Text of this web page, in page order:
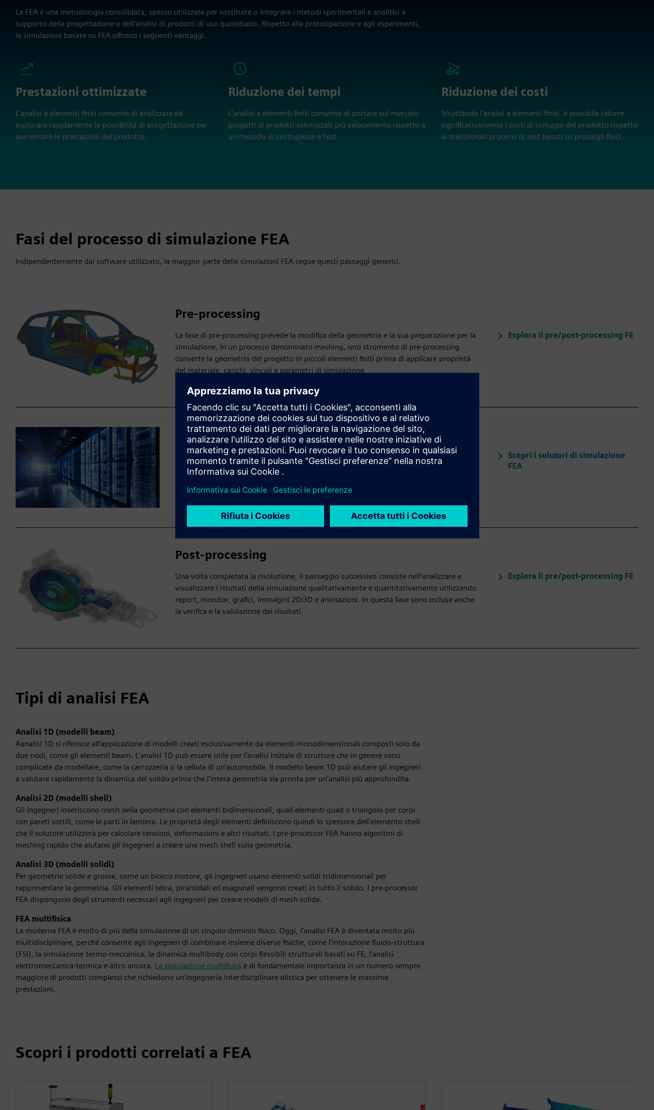
La FEA è una metodologia consolidata, spesso utilizzata per sostituire o integrare i metodi sperimentali e analitici a
supporto della progettazione e dell’analisi di prodotti di uso quotidiano. Rispetto alla prototipazione e agli esperimenti,
le simulazioni basate su FEA offrono i seguenti vantaggi.
Prestazioni ottimizzate
L’analisi a elementi finiti consente di analizzare ed
esplorare rapidamente le possibilità di progettazione per
aumentare le prestazioni del prodotto.
Riduzione dei tempi
L’analisi a elementi finiti consente di portare sul mercato
progetti di prodotti ottimizzati più velocemente rispetto a
un metodo di costruzione e test.
Riduzione dei costi
Sfruttando l’analisi a elementi finiti, è possibile ridurre
significativamente i costi di sviluppo del prodotto rispetto
ai tradizionali processi di test basati su prototipi fisici.
Fasi del processo di simulazione FEA
Indipendentemente dal software utilizzato, la maggior parte delle simulazioni FEA segue questi passaggi generici.
Pre-processing
La fase di pre-processing prevede la modifica della geometria e la sua preparazione per la
simulazione. In un processo denominato meshing, uno strumento di pre-processing
converte la geometria del progetto in piccoli elementi finiti prima di applicare proprietà
del materiale, carichi, vincoli e parametri di simulazione.
Esplora il pre/post-processing FE
Soluzione
Il software di simulazione FEA inizia a risolvere iterativamente le equazioni discretizzate
utilizzando il solutore. Questo passaggio può richiedere molto tempo o risorse di calcolo.
quanto rappresenta una soluzione economica a questo problema.
Scopri i solutori di simulazione
FEA
Post-processing
Una volta completata la risoluzione, il passaggio successivo consiste nell’analizzare e
visualizzare i risultati della simulazione qualitativamente e quantitativamente utilizzando
report, monitor, grafici, immagini 2D/3D e animazioni. In questa fase sono incluse anche
la verifica e la validazione dei risultati.
Esplora il pre/post-processing FE
Tipi di analisi FEA
Analisi 1D (modelli beam)
Aanalisi 1D si riferisce all’applicazione di modelli creati esclusivamente da elementi monodimensionali composti solo da
due nodi, come gli elementi beam. L’analisi 1D può essere utile per l’analisi iniziale di strutture che in genere sono
complicate da modellare, come la carrozzeria o la cellula di un’automobile. Il modello beam 1D può aiutare gli ingegneri
a valutare rapidamente la dinamica del solido prima che l’intera geometria sia pronta per un’analisi più approfondita.
Analisi 2D (modelli shell)
Gli ingegneri inseriscono mesh della geometria con elementi bidimensionali, quali elementi quad o triangolo per corpi
con pareti sottili, come le parti in lamiera. Le proprietà degli elementi definiscono quindi lo spessore dell’elemento shell
che il solutore utilizzerà per calcolare tensioni, deformazioni e altri risultati. I pre-processor FEA hanno algoritmi di
meshing rapido che aiutano gli ingegneri a creare una mesh shell sulla geometria.
Analisi 3D (modelli solidi)
Per geometrie solide e grosse, come un blocco motore, gli ingegneri usano elementi solidi tridimensionali per
rappresentare la geometria. Gli elementi tetra, piramidali ed esagonali vengono creati in tutto il solido. I pre-processor
FEA dispongono degli strumenti necessari agli ingegneri per creare modelli di mesh solide.
FEA multifisica
La moderna FEA è molto di più della simulazione di un singolo dominio fisico. Oggi, l’analisi FEA è diventata molto più
multidisciplinare, perché consente agli ingegneri di combinare insieme diverse fisiche, come l’interazione fluido-struttura
(FSI), la simulazione termo-meccanica, la dinamica multibody con corpi flessibili strutturali basati su FE, l’analisi
elettromeccanica-termica e altro ancora. La simulazione multifisica è di fondamentale importanza in un numero sempre
maggiore di prodotti complessi che richiedono un’ingegneria interdisciplinare olistica per ottenere le massime
prestazioni.
Scopri i prodotti correlati a FEA